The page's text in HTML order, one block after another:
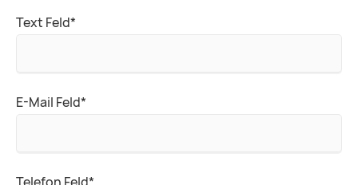
Pflichtfeld
Text Feld*
Pflichtfeld
E-Mail Feld*
Pflichtfeld